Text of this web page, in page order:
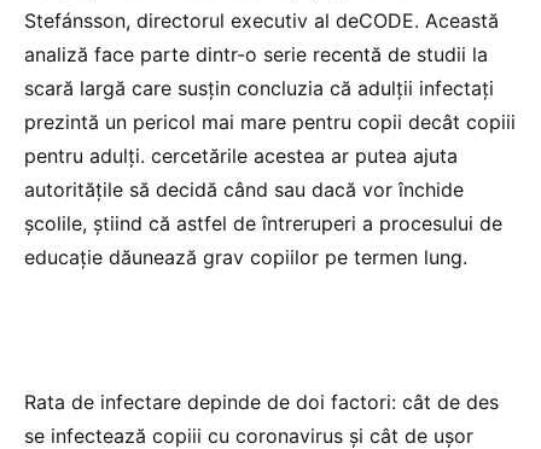
Stefánsson, directorul executiv al deCODE. Această
analiză face parte dintr-o serie recentă de studii la
scară largă care susțin concluzia că adulții infectați
prezintă un pericol mai mare pentru copii decât copiii
pentru adulți. cercetările acestea ar putea ajuta
autoritățile să decidă când sau dacă vor închide
școlile, știind că astfel de întreruperi a procesului de
educație dăunează grav copiilor pe termen lung.
Rata de infectare depinde de doi factori: cât de des
se infectează copiii cu coronavirus și cât de ușor